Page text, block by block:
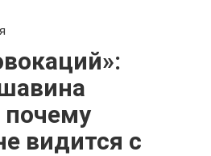
почему
видится с